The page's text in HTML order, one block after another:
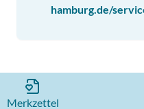
hamburg.de/
Merkzettel